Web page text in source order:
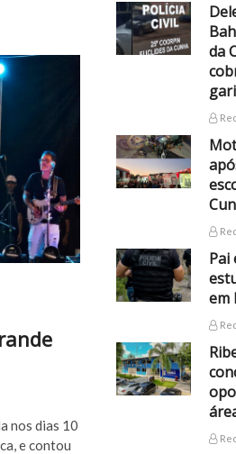
nos dias 10
e contou
da
Pai
em